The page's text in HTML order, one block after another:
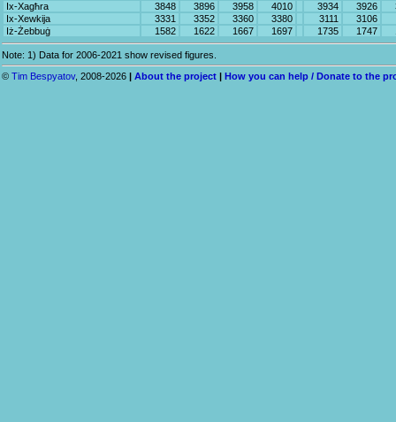
Ix-Xagħra
3848 3896 3958 4010 3934 3926
Ix-Xewkija
3331 3352 3360 3380 3111
3106
Iż-Żebbuġ
1582 1622 1667 1697 1735 1747
Note: 1) Data for 2006-2021 show revised figures.
© Tim Bespyatov, 2008-2026 About the project How you can help / Donate to the